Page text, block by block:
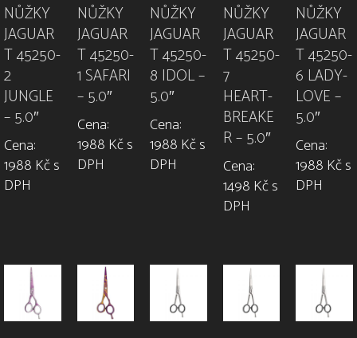
NŮŽKY
JAGUAR
T 45250-
2
JUNGLE
– 5.0″
Cena:
1988 Kč s
DPH
NŮŽKY
JAGUAR
T 45250-
1 SAFARI
– 5.0″
Cena:
1988 Kč s
DPH
NŮŽKY
JAGUAR
T 45250-
8 IDOL –
5.0″
Cena:
1988 Kč s
DPH
NŮŽKY
JAGUAR
T 45250-
7
HEART-
BREAKE
R – 5.0″
Cena:
1498 Kč s
DPH
NŮŽKY
JAGUAR
T 45250-
6 LADY-
LOVE –
5.0″
Cena:
1988 Kč s
DPH